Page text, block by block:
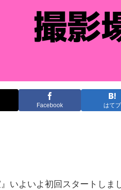
Facebook はてブ
』いよいよ初回スタートし